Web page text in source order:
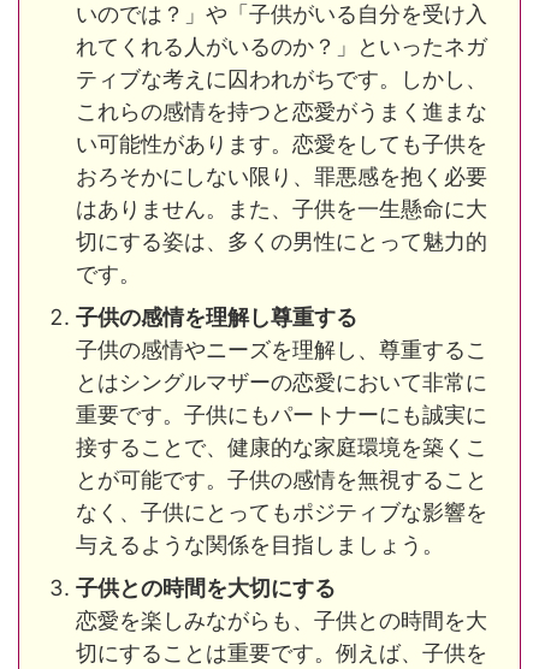
いのでは？」や「子供がいる自分を受け入
れてくれる人がいるのか？」といったネガ
ティブな考えに囚われがちです。しかし、
これらの感情を持つと恋愛がうまく進まな
い可能性があります。恋愛をしても子供を
おろそかにしない限り、罪悪感を抱く必要
はありません。また、子供を一生懸命に大
切にする姿は、多くの男性にとって魅力的
です​。
子供の感情を理解し尊重する
子供の感情やニーズを理解し、尊重するこ
とはシングルマザーの恋愛において非常に
重要です。子供にもパートナーにも誠実に
接することで、健康的な家庭環境を築くこ
とが可能です。子供の感情を無視すること
なく、子供にとってもポジティブな影響を
与えるような関係を目指しましょう。
子供との時間を大切にする
恋愛を楽しみながらも、子供との時間を大
切にすることは重要です。例えば、子供を